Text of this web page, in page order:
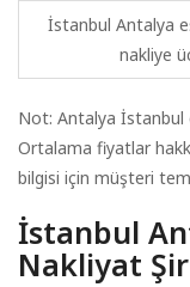
İstanbul Antalya
nakliye
Not: Antalya İstanbul
Ortalama fiyatlar
bilgisi için müşteri
İstanbul
Nakliyat